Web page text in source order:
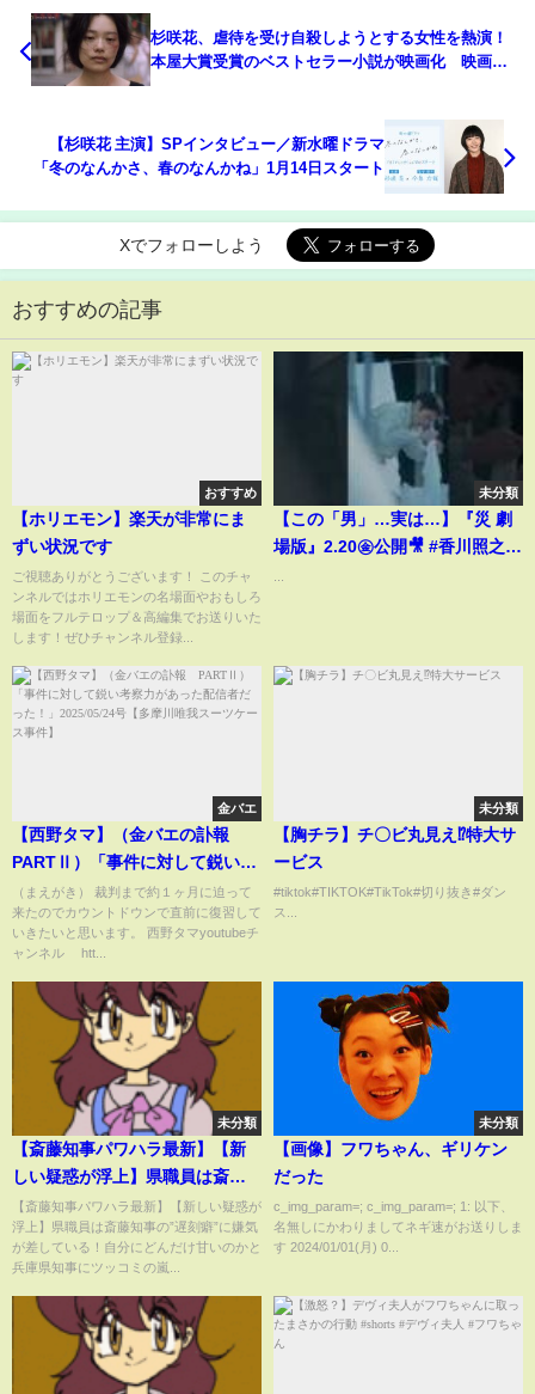
杉咲花、虐待を受け自殺しようとする女性を熱演！
本屋大賞受賞のベストセラー小説が映画化 映画
【杉咲花 主演】SPインタビュー／新水曜ドラマ
「冬のなんかさ、春のなんかね」1月14日スタート
Xでフォローしよう
おすすめの記事
おすすめ
【ホリエモン】楽天が非常にま
ずい状況です
ご視聴ありがとうございます！ このチャ
ンネルではホリエモンの名場面やおもしろ
場面をフルテロップ＆高編集でお送りいた
します！ぜひチャンネル登録...
未分類
【この「男」…実は…】『災 劇
場版』2.20㊎公開🎥 #香川照之 #
金バエ
【西野タマ】（金バエの訃報
PARTⅡ）「事件に対して鋭い考
察力があった配信者だった！」
2025/05/24号【多摩川唯我スー
ツケース事件】
（まえがき） 裁判まで約１ヶ月に迫って
来たのでカウントドウンで直前に復習して
いきたいと思います。 西野タマyoutubeチ
ャンネル htt...
未分類
【胸チラ】チ〇ビ丸見え⁉特大サ
ービス
#tiktok#TIKTOK#TikTok#切り抜き#ダン
ス...
未分類
【斎藤知事パワハラ最新】【新
しい疑惑が浮上】県職員は斎藤
知事の”遅刻癖”に嫌気が差して
いる！自分にどんだけ甘いのか
と兵庫県知事にツッコミの嵐
【斎藤知事パワハラ最新】【新しい疑惑が
浮上】県職員は斎藤知事の”遅刻癖”に嫌気
が差している！自分にどんだけ甘いのかと
兵庫県知事にツッコミの嵐...
未分類
【画像】フワちゃん、ギリケン
だった
c_img_param=; c_img_param=; 1: 以下、
名無しにかわりましてネギ速がお送りしま
す 2024/01/01(月) 0...